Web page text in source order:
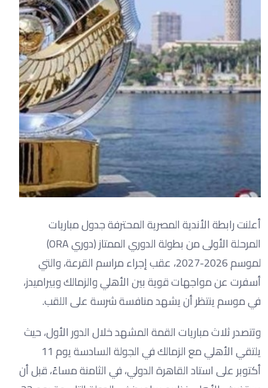
أعلنت رابطة الأندية المصرية المحترفة جدول مباريات
المرحلة الأولى من بطولة الدوري الممتاز (دوري ORA)
لموسم 2026-2027، عقب إجراء مراسم القرعة، والتي
أسفرت عن مواجهات قوية بين الأهلي والزمالك وبيراميدز،
في موسم ينتظر أن يشهد منافسة شرسة على اللقب.
وتتصدر ثلاث مباريات القمة المشهد خلال الدور الأول، حيث
يلتقي الأهلي مع الزمالك في الجولة السادسة يوم 11
أكتوبر على استاد القاهرة الدولي، في الثامنة مساءً، قبل أن